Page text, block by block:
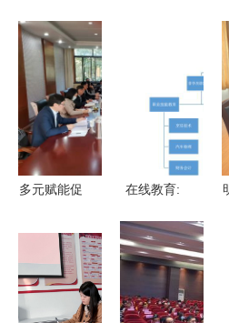
电职业技术
学院调研交
流非学历职
业技能培训
服务
迁移，非学
历技能提升
同步护航
多元赋能促
校召开非学
历教育培训
工作推进会
在线教育:
风口离我们
还有多远?